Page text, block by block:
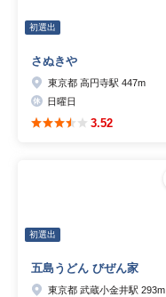
初選出
さぬきや
東京都 高円寺駅 447m
日曜日
3.52
初選出
五島うどん びぜん家
東京都 武蔵小金井駅 293m